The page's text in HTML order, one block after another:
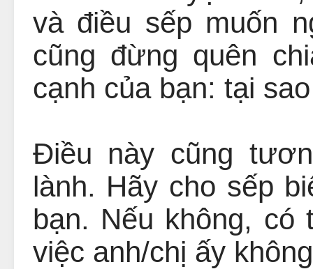
và điều sếp muốn
cũng đừng quên
cạnh của bạn: tại
Điều này cũng
lành. Hãy cho sếp
bạn. Nếu không,
việc anh/chị ấy